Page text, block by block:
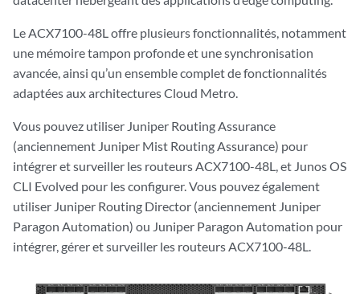
Le ACX7100-48L offre plusieurs fonctionnalités, notamment
une mémoire tampon profonde et une synchronisation
avancée, ainsi qu’un ensemble complet de fonctionnalités
adaptées aux architectures Cloud Metro.
Vous pouvez utiliser Juniper Routing Assurance
(anciennement Juniper Mist Routing Assurance) pour
intégrer et surveiller les routeurs ACX7100-48L, et Junos OS
CLI Evolved pour les configurer. Vous pouvez également
utiliser Juniper Routing Director (anciennement Juniper
Paragon Automation) ou Juniper Paragon Automation pour
intégrer, gérer et surveiller les routeurs ACX7100-48L.